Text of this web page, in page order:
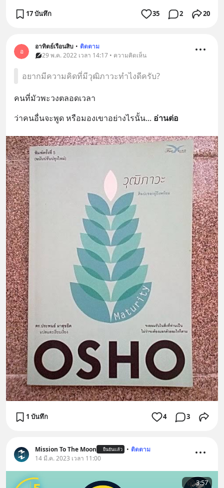
17 บันทึก 35 2 20
อ
อาทิตย์เรือนสิบ • ติดตาม
29 พ.ค. 2022 เวลา 14:17 • ความคิดเห็น
อยากมีความคิดที่มีวุฒิภาวะทำไงดีครับ?
คนที่มัวพะวงตลอดเวลา
ว่าคนอื่นจะพูด หรือมองเขาอย่างไรนั้น... อ่านต่อ
1 บันทึก 4 3
Mission To The Moon ยืนยันแล้ว • ติดตาม
14 มี.ค. 2023 เวลา 11:00
3:57